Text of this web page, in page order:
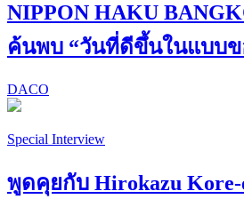
NIPPON HAKU
ค้นพบ “วันที่ดีขึ้นในแบบข
DACO
Special Interview
พูดคุยกับ Hirokazu Kore-